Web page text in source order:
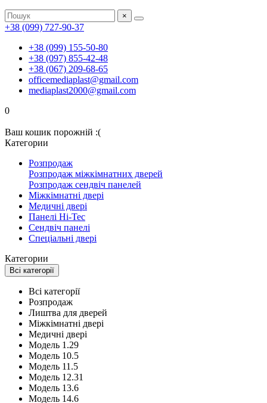
×
+38 (099) 727-90-37
+38 (099) 155-50-80
+38 (097) 855-42-48
+38 (067) 209-68-65
officemediaplast@gmail.com
mediaplast2000@gmail.com
0
Ваш кошик порожній :(
Категории
Розпродаж
Розпродаж міжкімнатних дверей
Розпродаж сендвіч панелей
Міжкімнатні двері
Медичні двері
Панелі Hi-Tec
Сендвіч панелі
Спеціальні двері
Категории
Всі категорії
Всі категорії
Розпродаж
Лиштва для дверей
Міжкімнатні двері
Медичні двері
Модель 1.29
Модель 10.5
Модель 11.5
Модель 12.31
Модель 13.6
Модель 14.6